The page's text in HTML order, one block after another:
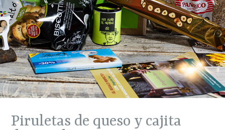
piruletas de queso y cajita